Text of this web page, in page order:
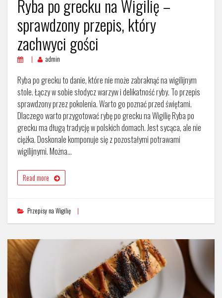
Ryba po grecku na Wigilię –
sprawdzony przepis, który
zachwyci gości
admin
Ryba po grecku to danie, które nie może zabraknąć na wigilijnym
stole. Łączy w sobie słodycz warzyw i delikatność ryby. To przepis
sprawdzony przez pokolenia. Warto go poznać przed świętami.
Dlaczego warto przygotować rybę po grecku na Wigilię Ryba po
grecku ma długą tradycję w polskich domach. Jest sycąca, ale nie
ciężka. Doskonale komponuje się z pozostałymi potrawami
wigilijnymi. Można…
Read more
Przepisy na Wigilię